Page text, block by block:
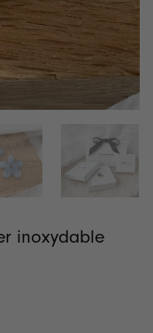
inoxydable